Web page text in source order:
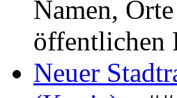
Namen,
öffentlichen
Neuer